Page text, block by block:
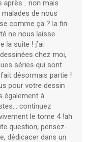
après… non mais
de nous
comme ça ? la fin
ne nous laisse
la suite ! j’ai
chez moi,
séries qui sont
désormais partie !
pour votre dessin
également à
continuez
le tome 4 !ah
question; pensez-
dédicacer dans un